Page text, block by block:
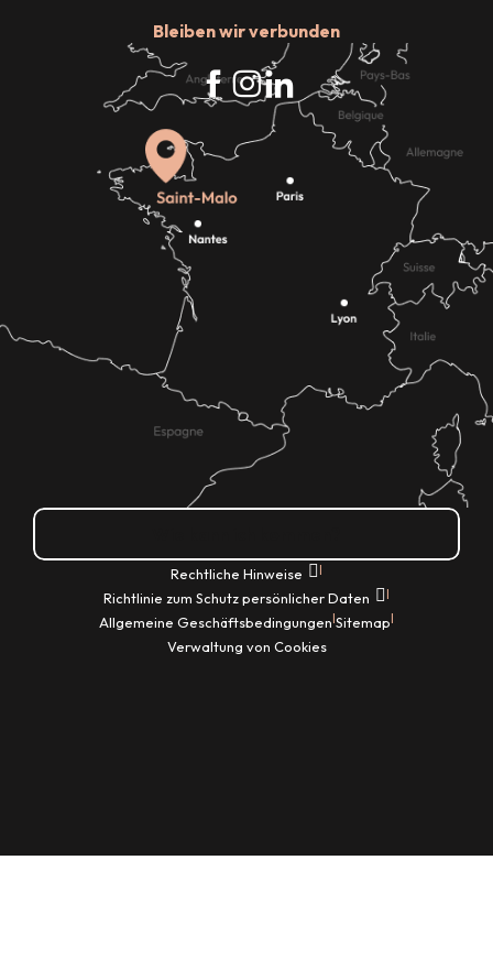
Bleiben wir verbunden
Rechtliche Hinweise |
Richtlinie zum Schutz persönlicher Daten |
Allgemeine Geschäftsbedingungen|Sitemap|
Verwaltung von Cookies